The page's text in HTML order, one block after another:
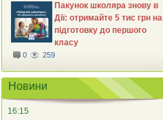
Пакунок школяра знову в
Дії: отримайте 5 тис грн на
підготовку до першого
класу
0 259
Новини
16:15